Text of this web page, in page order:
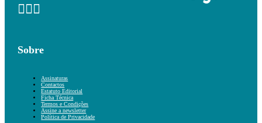
Sobre
Assinaturas
Contactos
Estatuto Editorial
Ficha Técnica
Termos e Condições
Assine a newsletter
Política de Privacidade